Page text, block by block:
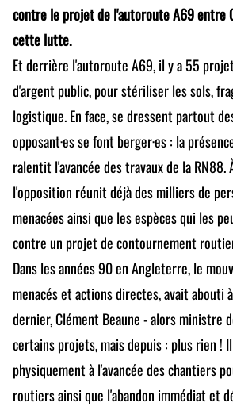
contre le projet de l'autoroute A69 entre
cette lutte.
Et derrière l'autoroute A69, il y a 55
d'argent public, pour stériliser les sols,
logistique. En face, se dressent partout
opposant·es se font berger·es : la
ralentit l'avancée des travaux de la
l'opposition réunit déjà des milliers de
menacées ainsi que les espèces qui les
contre un projet de contournement
Dans les années 90 en Angleterre, le
menacés et actions directes, avait
dernier, Clément Beaune - alors ministre
certains projets, mais depuis : plus rien !
physiquement à l'avancée des chantiers
routiers ainsi que l'abandon immédiat et